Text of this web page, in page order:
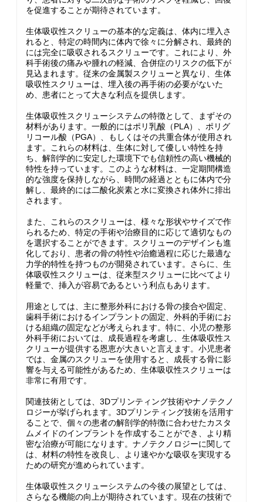
を促進することが期待されています。
生体吸収性スクリューの基本的な定義は、体内に埋入さ
れると、特定の時間内に体内で徐々に分解され、最終的
には完全に吸収されるスクリューです。これにより、外
科手術後の痛みや腫れの軽減、合併症のリスクの低下が
見込まれます。従来の金属製スクリューと異なり、生体
吸収性スクリューは、埋入後の再手術の必要がないた
め、患者にとって大きな利点を提供します。
生体吸収性スクリューシステムの特徴として、まずその
材料があります。一般的にはポリ乳酸（PLA）、ポリグ
リコール酸（PGA）、もしくはその共重合体が使用され
ます。これらの材料は、生体に対して優しい特性を持
ち、解剖学的に安定した環境下でも信頼性の高い機械的
特性を持っています。このような材料は、一定期間構造
的な強度を保持しながら、時間の経過とともに体内で分
解し、最終的には二酸化炭素と水に変換され体外に排出
されます。
また、これらのスクリューは、様々な形状やサイズで作
られるため、特定の手術や治療目的に応じて適切なもの
を選択することができます。スクリューのデザインも進
化しており、患者の骨の特性や治癒過程に応じた最適な
力学的特性を持つものが開発されています。さらに、生
体吸収性スクリューは、従来型スクリューに比べてより
軽量で、挿入が容易であるという利点もあります。
用途としては、主に整形外科における骨の接合や固定、
歯科手術におけるインプラントの固定、外科的手術にお
ける組織の固定などが考えられます。特に、小児の整形
外科手術においては、成長過程を考慮し、生体吸収性ス
クリューが提供する恩恵が大きいと言えます。小児患者
では、金属のスクリューを使用すると、成長する骨に影
響を与える可能性があるため、生体吸収性スクリューは
非常に有用です。
関連技術としては、3Dプリンティング技術やナノテクノ
ロジーが挙げられます。3Dプリンティング技術を活用す
ることで、個々の患者の解剖学的特徴に合わせたカスタ
ムメイドのインプラントを作成することができ、より精
密な治療が可能になります。ナノテクノロジーに関して
は、材料の特性を改良し、より速やかな吸収を実現する
ための研究が進められています。
生体吸収性スクリューシステムの今後の展望としては、
さらなる機能の向上が期待されています。現在の技術で